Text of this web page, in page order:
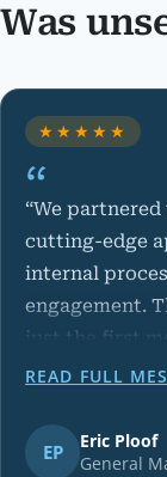
Was
★★★★★
“We
cutting-edge
internal
engagement.
just the first
30% increase
READ FULL
Eric Ploof
General